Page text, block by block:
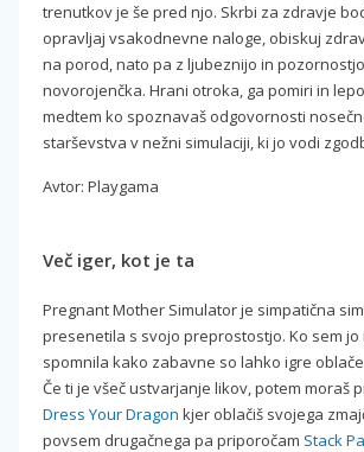
trenutkov je še pred njo. Skrbi za zdravje
opravljaj vsakodnevne naloge, obiskuj
na porod, nato pa z ljubeznijo in
novorojenčka. Hrani otroka, ga pomiri in
medtem ko spoznavaš odgovornosti
starševstva v nežni simulaciji, ki jo vodi
Avtor: Playgama
Več iger, kot je ta
Pregnant Mother Simulator je simpatična
presenetila s svojo preprostostjo. Ko sem jo
spomnila kako zabavne so lahko igre
Če ti je všeč ustvarjanje likov, potem moraš
Dress Your Dragon kjer oblačiš svojega
povsem drugačnega pa priporočam Stack